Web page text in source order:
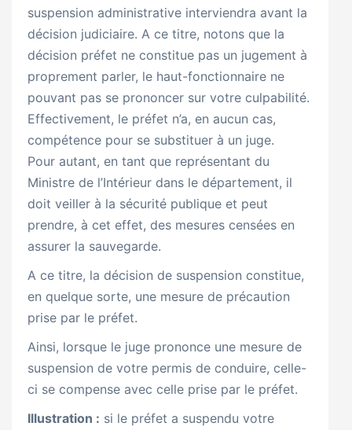
suspension administrative interviendra avant la
décision judiciaire. A ce titre, notons que la
décision préfet ne constitue pas un jugement à
proprement parler, le haut-fonctionnaire ne
pouvant pas se prononcer sur votre culpabilité.
Effectivement, le préfet n’a, en aucun cas,
compétence pour se substituer à un juge.
Pour autant, en tant que représentant du
Ministre de l’Intérieur dans le département, il
doit veiller à la sécurité publique et peut
prendre, à cet effet, des mesures censées en
assurer la sauvegarde.
A ce titre, la décision de suspension constitue,
en quelque sorte, une mesure de précaution
prise par le préfet.
Ainsi, lorsque le juge prononce une mesure de
suspension de votre permis de conduire, celle-
ci se compense avec celle prise par le préfet.
Illustration : si le préfet a suspendu votre